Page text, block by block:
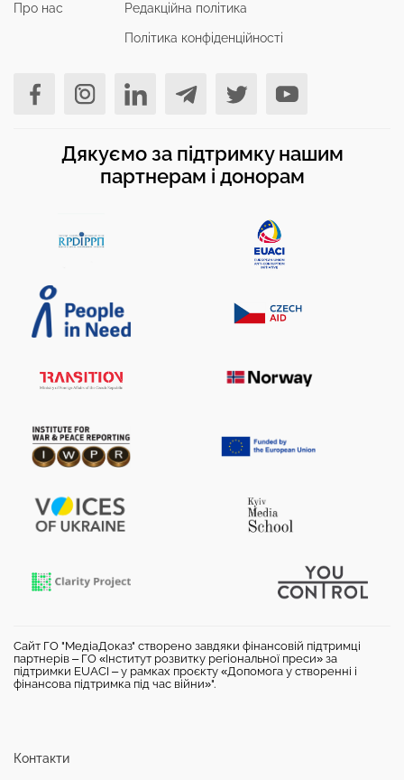
Про нас Редакційна політика
Політика конфіденційності
Дякуємо за підтримку нашим
партнерам і донорам
Сайт ГО "МедіаДоказ" створено завдяки фінансовій підтримці
партнерів – ГО «Інститут розвитку регіональної преси» за
підтримки EUACI – у рамках проєкту «Допомога у створенні і
фінансова підтримка під час війни»".
Контакти